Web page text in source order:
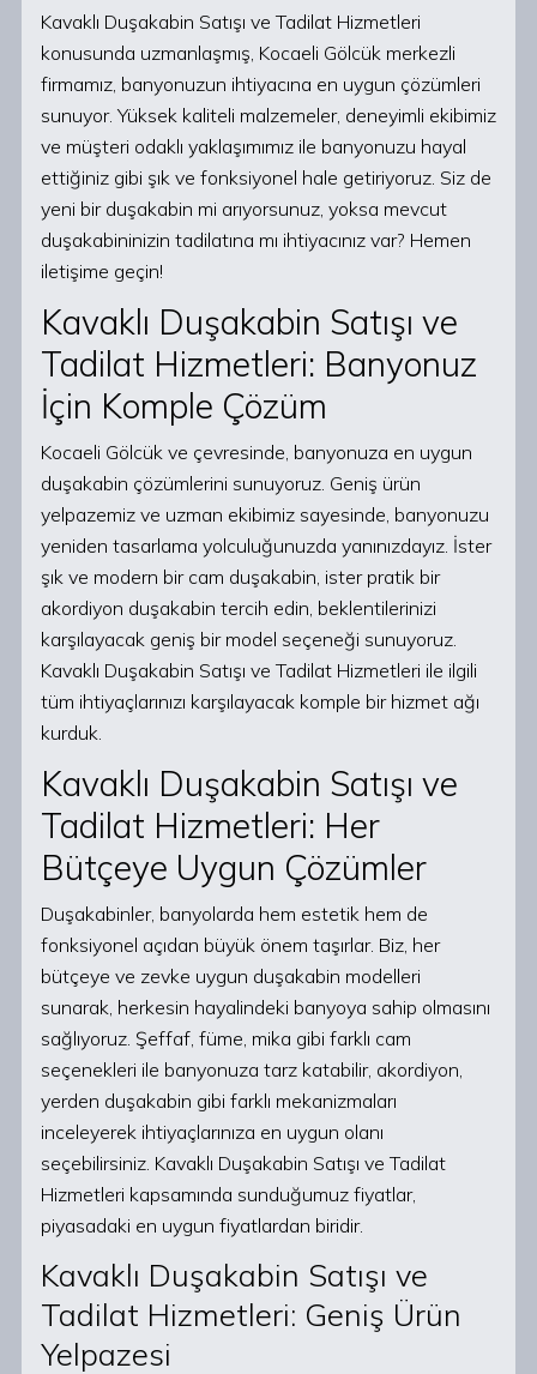
Kavaklı Duşakabin Satışı ve Tadilat Hizmetleri
konusunda uzmanlaşmış, Kocaeli Gölcük merkezli
firmamız, banyonuzun ihtiyacına en uygun çözümleri
sunuyor. Yüksek kaliteli malzemeler, deneyimli ekibimiz
ve müşteri odaklı yaklaşımımız ile banyonuzu hayal
ettiğiniz gibi şık ve fonksiyonel hale getiriyoruz. Siz de
yeni bir duşakabin mi arıyorsunuz, yoksa mevcut
duşakabininizin tadilatına mı ihtiyacınız var? Hemen
iletişime geçin!
Kavaklı Duşakabin Satışı ve
Tadilat Hizmetleri: Banyonuz
İçin Komple Çözüm
Kocaeli Gölcük ve çevresinde, banyonuza en uygun
duşakabin çözümlerini sunuyoruz. Geniş ürün
yelpazemiz ve uzman ekibimiz sayesinde, banyonuzu
yeniden tasarlama yolculuğunuzda yanınızdayız. İster
şık ve modern bir cam duşakabin, ister pratik bir
akordiyon duşakabin tercih edin, beklentilerinizi
karşılayacak geniş bir model seçeneği sunuyoruz.
Kavaklı Duşakabin Satışı ve Tadilat Hizmetleri ile ilgili
tüm ihtiyaçlarınızı karşılayacak komple bir hizmet ağı
kurduk.
Kavaklı Duşakabin Satışı ve
Tadilat Hizmetleri: Her
Bütçeye Uygun Çözümler
Duşakabinler, banyolarda hem estetik hem de
fonksiyonel açıdan büyük önem taşırlar. Biz, her
bütçeye ve zevke uygun duşakabin modelleri
sunarak, herkesin hayalindeki banyoya sahip olmasını
sağlıyoruz. Şeffaf, füme, mika gibi farklı cam
seçenekleri ile banyonuza tarz katabilir, akordiyon,
yerden duşakabin gibi farklı mekanizmaları
inceleyerek ihtiyaçlarınıza en uygun olanı
seçebilirsiniz. Kavaklı Duşakabin Satışı ve Tadilat
Hizmetleri kapsamında sunduğumuz fiyatlar,
piyasadaki en uygun fiyatlardan biridir.
Kavaklı Duşakabin Satışı ve
Tadilat Hizmetleri: Geniş Ürün
Yelpazesi